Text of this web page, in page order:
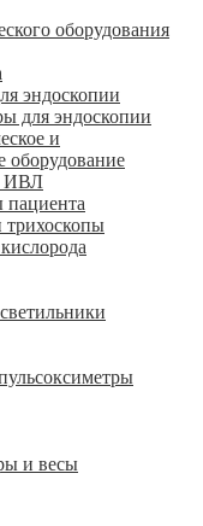
оборудования
эндоскопии
для эндоскопии
и
оборудование
ИВЛ
трихоскопы
и весы